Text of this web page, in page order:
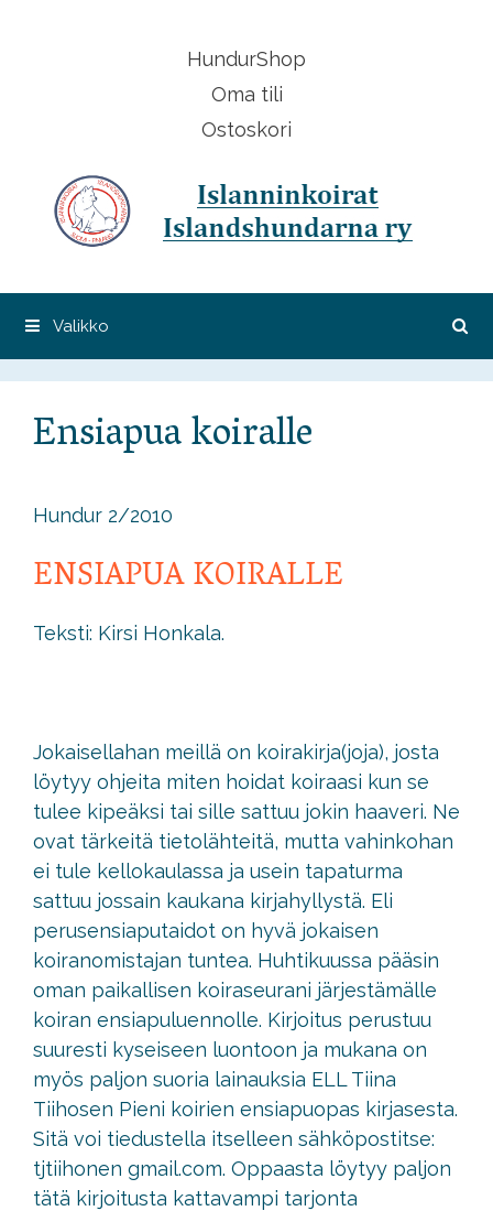
HundurShop
Oma tili
Ostoskori
Valikko
Ensiapua koiralle
Hundur 2/2010
ENSIAPUA KOIRALLE
Teksti: Kirsi Honkala.
Jokaisellahan meillä on koirakirja(joja), josta
löytyy ohjeita miten hoidat koiraasi kun se
tulee kipeäksi tai sille sattuu jokin haaveri. Ne
ovat tärkeitä tietolähteitä, mutta vahinkohan
ei tule kellokaulassa ja usein tapaturma
sattuu jossain kaukana kirjahyllystä. Eli
perusensiaputaidot on hyvä jokaisen
koiranomistajan tuntea. Huhtikuussa pääsin
oman paikallisen koiraseurani järjestämälle
koiran ensiapuluennolle. Kirjoitus perustuu
suuresti kyseiseen luontoon ja mukana on
myös paljon suoria lainauksia ELL Tiina
Tiihosen Pieni koirien ensiapuopas kirjasesta.
Sitä voi tiedustella itselleen sähköpostitse:
tjtiihonen gmail.com. Oppaasta löytyy paljon
tätä kirjoitusta kattavampi tarjonta